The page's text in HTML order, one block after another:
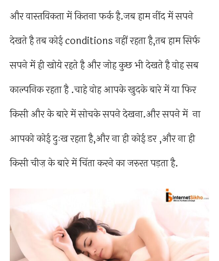
और वास्तविकता में कितना फर्क है.जब हाम नींद में सपने
देखते है तब कोई conditions नहीं रहता है,तब हाम सिर्फ
सपने में ही खोये रहते है और जोह कुछ भी देखते है वोह सब
काल्पनिक रहता है .चाहे वोह आपके खुदके बारे में या फिर
किसी और के बारे में सोचके सपने देखना.और सपने में ना
आपको कोई दुःख रहता है,और ना ही कोई डर ,और ना ही
किसी चीज़ के बारे में चिंता करने का जरुरत पड़ता है.